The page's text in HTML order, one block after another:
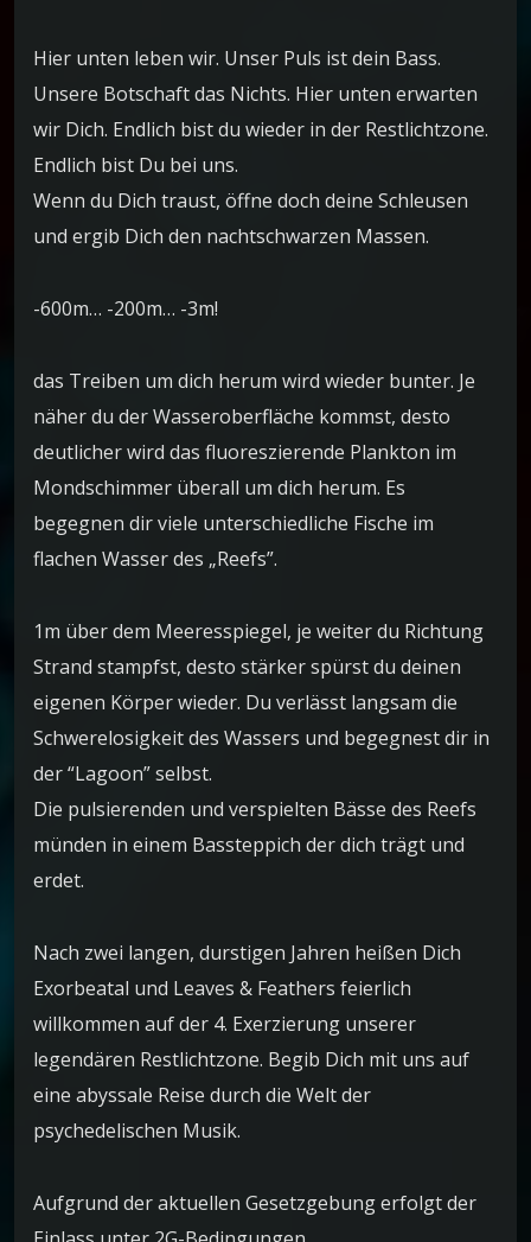
Hier unten leben wir. Unser Puls ist dein Bass.
Unsere Botschaft das Nichts. Hier unten erwarten
wir Dich. Endlich bist du wieder in der Restlichtzone.
Endlich bist Du bei uns.
Wenn du Dich traust, öffne doch deine Schleusen
und ergib Dich den nachtschwarzen Massen.
-600m… -200m… -3m!
das Treiben um dich herum wird wieder bunter. Je
näher du der Wasseroberfläche kommst, desto
deutlicher wird das fluoreszierende Plankton im
Mondschimmer überall um dich herum. Es
begegnen dir viele unterschiedliche Fische im
flachen Wasser des „Reefs”.
1m über dem Meeresspiegel, je weiter du Richtung
Strand stampfst, desto stärker spürst du deinen
eigenen Körper wieder. Du verlässt langsam die
Schwerelosigkeit des Wassers und begegnest dir in
der “Lagoon” selbst.
Die pulsierenden und verspielten Bässe des Reefs
münden in einem Bassteppich der dich trägt und
erdet.
Nach zwei langen, durstigen Jahren heißen Dich
Exorbeatal und Leaves & Feathers feierlich
willkommen auf der 4. Exerzierung unserer
legendären Restlichtzone. Begib Dich mit uns auf
eine abyssale Reise durch die Welt der
psychedelischen Musik.
Aufgrund der aktuellen Gesetzgebung erfolgt der